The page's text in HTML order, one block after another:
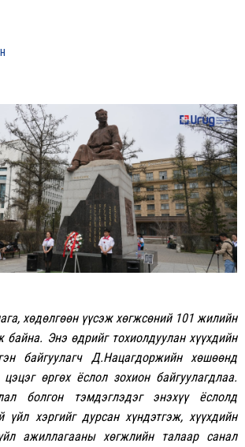
хөдөлгөөн үүсэж хөгжсөний 101 жилийн
байна. Энэ өдрийг тохиолдуулан хүүхдийн
байгуулагч Д.Нацагдоржийн хөшөөнд
өргөх ёслол зохион байгуулагдлаа.
болгон тэмдэглэдэг энэхүү ёслолд
үйл хэргийг дурсан хүндэтгэж, хүүхдийн
ажиллагааны хөгжлийн талаар санал